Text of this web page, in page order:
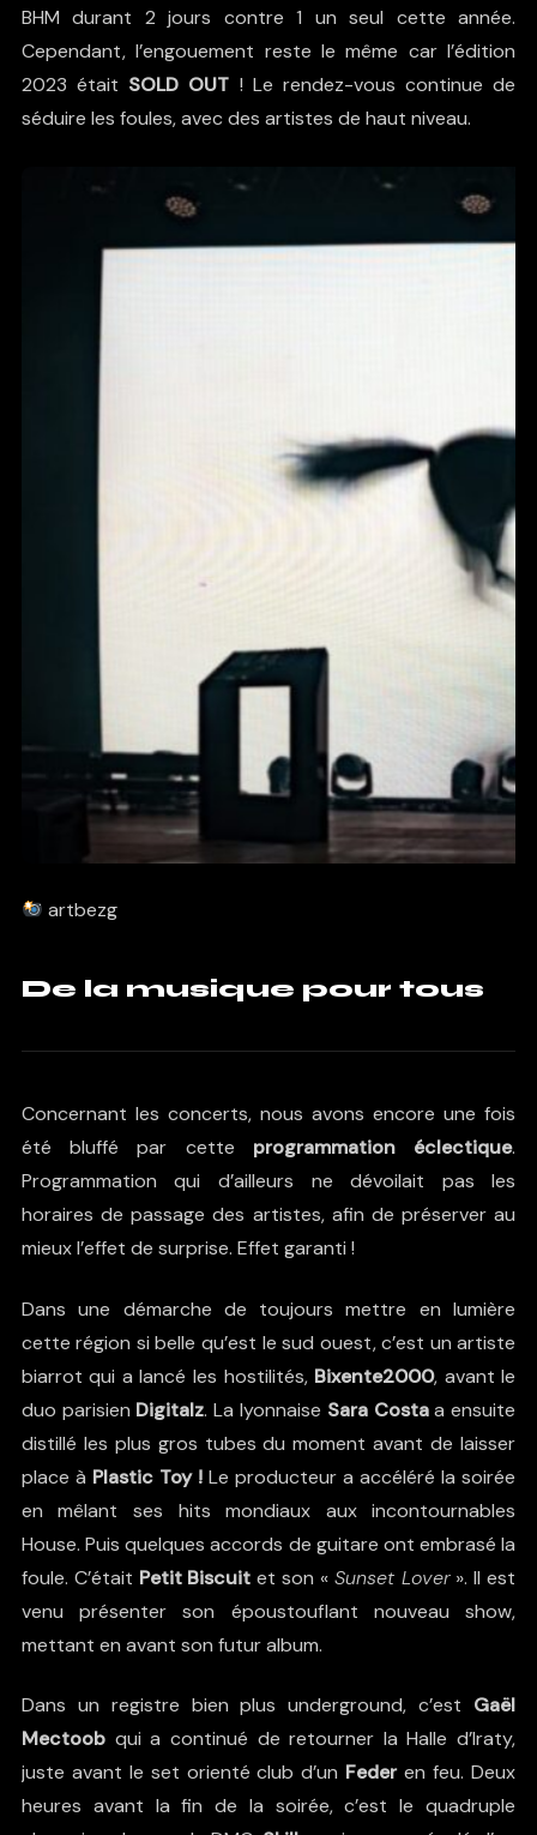
BHM durant 2 jours contre 1 un seul cette année.
Cependant, l’engouement reste le même car l’édition
2023 était SOLD OUT ! Le rendez-vous continue de
séduire les foules, avec des artistes de haut niveau.
artbezg
De la musique pour tous
Concernant les concerts, nous avons encore une fois
été bluffé par cette programmation éclectique.
Programmation qui d’ailleurs ne dévoilait pas les
horaires de passage des artistes, afin de préserver au
mieux l’effet de surprise. Effet garanti !
Dans une démarche de toujours mettre en lumière
cette région si belle qu’est le sud ouest, c’est un artiste
biarrot qui a lancé les hostilités, Bixente2000, avant le
duo parisien Digitalz. La lyonnaise Sara Costaa ensuite
distillé les plus gros tubes du moment avant de laisser
place à Plastic Toy ! Le producteur a accéléré la soirée
en mêlant ses hits mondiaux aux incontournables
House. Puis quelques accords de guitare ont embrasé la
foule. C’était Petit Biscuit et son « Sunset Lover». Il est
venu présenter son époustouflant nouveau show,
mettant en avant son futur album.
Dans un registre bien plus underground, c’est Gaël
Mectoobqui a continué de retourner la Halle d’Iraty,
juste avant le set orienté club d’un Federen feu. Deux
heures avant la fin de la soirée, c’est le quadruple